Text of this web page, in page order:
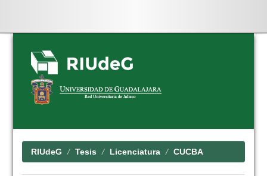
Skip
navigation
RIUdeG Tesis Licenciatura CUCBA